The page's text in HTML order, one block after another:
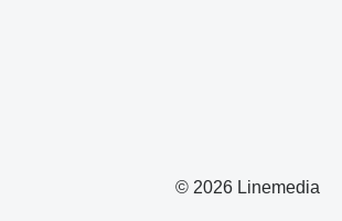
© 2026 Linemedia